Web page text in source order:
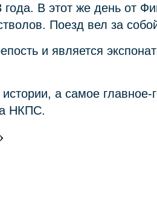
В этот же день от
Поезд вел за
и является
а самое главное-
НКПС.